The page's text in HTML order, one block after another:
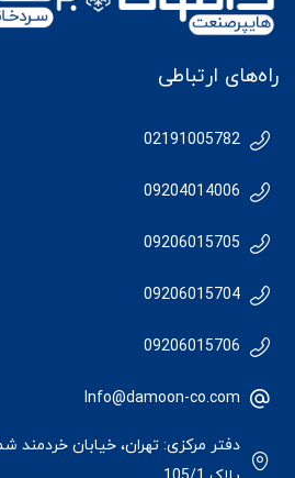
راه‌های ارتباطی
02191005782
09204014006
09206015705
09206015704
09206015706
Info@damoon-co.com
دفتر مرکزی: تهران، خیابان